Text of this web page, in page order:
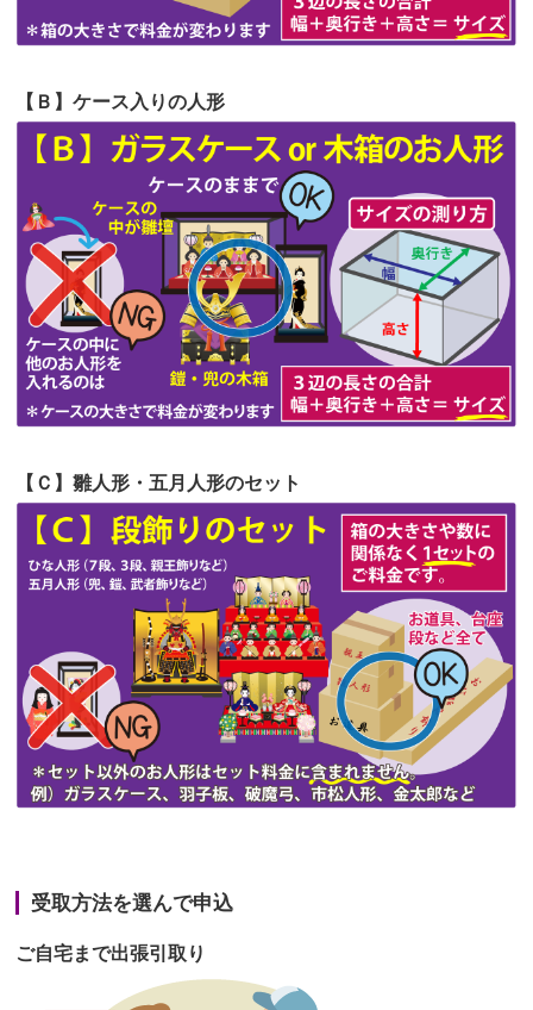
第58回人形供養祭令和5年12月21日(水)
第56回人形供養祭 令和4年10月19日(水)
第55回人形供養祭令和4年9月8日(木)
第54回人形供養祭令和4年8月1日(月)
第53回人形供養祭令和4年7月1日(金)
第52回人形供養祭令和4年5月17日(火)
第51回人形供養祭令和4年4月18日(月)
第50回人形供養祭令和4年3月15日(火)
第49回人形供養祭令和4年1月17日(月)
第48回人形供養祭令和3年12月3日(金)
第47回人形供養祭 令和3年10月11日(月)
第46回人形供養祭 令和3年9月13日(月)
第45回人形供養祭令和3年7月12日(月)
第44回人形供養祭令和3年6月3日(木)
第43回人形供養祭令和3年4月23日(金)
第39回人形供養祭令和2年10月22日(木)
【Ｂ】ケース入りの人形
【Ｃ】雛人形・五月人形のセット
受取方法を選んで申込
ご自宅まで出張引取り